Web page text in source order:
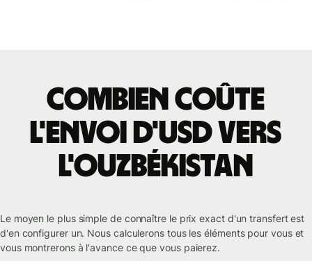
Combien coûte
l'envoi d'USD vers
l'Ouzbékistan
Le moyen le plus simple de connaître le prix exact d'un transfert est
d'en configurer un. Nous calculerons tous les éléments pour vous et
vous montrerons à l'avance ce que vous paierez.